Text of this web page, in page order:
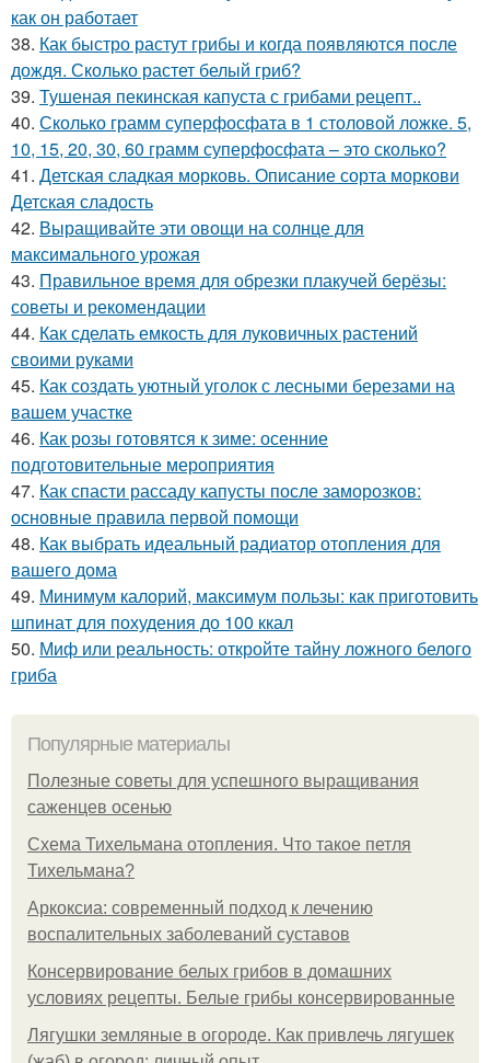
как он работает
38. Как быстро растут грибы и когда появляются после
дождя. Сколько растет белый гриб?
39. Тушеная пекинская капуста с грибами рецепт..
40. Сколько грамм суперфосфата в 1 столовой ложке. 5,
10, 15, 20, 30, 60 грамм суперфосфата – это сколько?
41. Детская сладкая морковь. Описание сорта моркови
Детская сладость
42. Выращивайте эти овощи на солнце для
максимального урожая
43. Правильное время для обрезки плакучей берёзы:
советы и рекомендации
44. Как сделать емкость для луковичных растений
своими руками
45. Как создать уютный уголок с лесными березами на
вашем участке
46. Как розы готовятся к зиме: осенние
подготовительные мероприятия
47. Как спасти рассаду капусты после заморозков:
основные правила первой помощи
48. Как выбрать идеальный радиатор отопления для
вашего дома
49. Минимум калорий, максимум пользы: как приготовить
шпинат для похудения до 100 ккал
50. Миф или реальность: откройте тайну ложного белого
гриба
Популярные материалы
Полезные советы для успешного выращивания
саженцев осенью
Схема Тихельмана отопления. Что такое петля
Тихельмана?
Аркоксиа: современный подход к лечению
воспалительных заболеваний суставов
Консервирование белых грибов в домашних
условиях рецепты. Белые грибы консервированные
Лягушки земляные в огороде. Как привлечь лягушек